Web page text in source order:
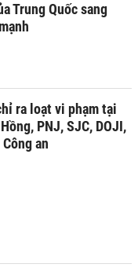
Trung Quốc sang
ra loạt vi phạm tại
PNJ, SJC, DOJI,
an